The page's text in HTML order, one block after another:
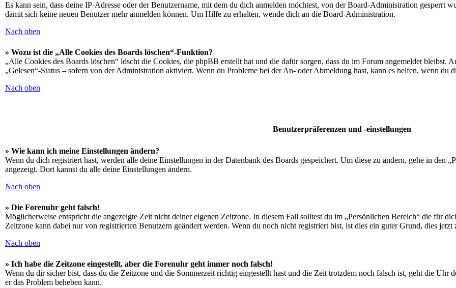
Es kann sein, dass deine IP-Adresse oder der Benutzername, mit dem du dich anmelden möchtest, von der Board-Administration gesperrt
damit sich keine neuen Benutzer mehr anmelden können. Um Hilfe zu erhalten, wende dich an die Board-Administration.
Nach oben
» Wozu ist die „Alle Cookies des Boards löschen“-Funktion?
„Alle Cookies des Boards löschen“ löscht die Cookies, die phpBB erstellt hat und die dafür sorgen, dass du im Forum angemeldet bleibst.
„Gelesen“-Status – sofern von der Administration aktiviert. Wenn du Probleme bei der An- oder Abmeldung hast, kann es helfen, wenn du
Nach oben
Benutzerpräferenzen und -einstellungen
» Wie kann ich meine Einstellungen ändern?
Wenn du dich registriert hast, werden alle deine Einstellungen in der Datenbank des Boards gespeichert. Um diese zu ändern, gehe in den
angezeigt. Dort kannst du alle deine Einstellungen ändern.
Nach oben
» Die Forenuhr geht falsch!
Möglicherweise entspricht die angezeigte Zeit nicht deiner eigenen Zeitzone. In diesem Fall solltest du im „Persönlichen Bereich“ die für
Zeitzone kann dabei nur von registrierten Benutzern geändert werden. Wenn du noch nicht registriert bist, ist dies ein guter Grund, dies jetzt
Nach oben
» Ich habe die Zeitzone eingestellt, aber die Forenuhr geht immer noch falsch!
Wenn du dir sicher bist, dass du die Zeitzone und die Sommerzeit richtig eingestellt hast und die Zeit trotzdem noch falsch ist, geht die
er das Problem beheben kann.